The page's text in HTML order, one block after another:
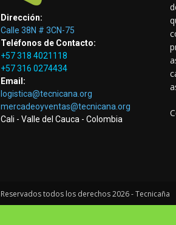
Dirección:
Calle 38N # 3CN-75
Teléfonos de Contacto:
+57 318 4021118
+57 316 0274434
Email:
logistica@tecnicana.org
mercadeoyventas@tecnicana.org
Cali - Valle del Cauca - Colombia
Reservados todos los derechos 2026 - Tecnicaña